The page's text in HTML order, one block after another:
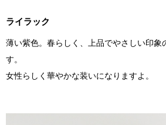
ライラック
薄い紫色。春らしく、上品でやさしい印象
す。
女性らしく華やかな装いになりますよ。